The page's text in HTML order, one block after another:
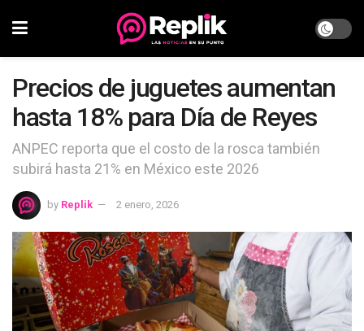
Precios de juguetes aumentan
hasta 18% para Día de Reyes
ANPEC reporta que el costo de la rosca también
subirá hasta 21% en México este 2026
by Replik 2 enero, 2026